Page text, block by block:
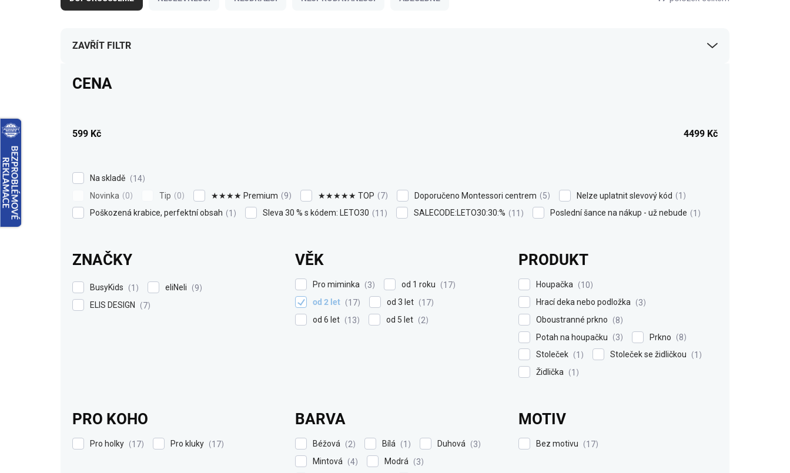
z
ZAVŘÍT FILTR
CENA
599 Kč 4499 Kč
Na skladě
14
Novinka
0 Tip 0 ★★★★ Premium 9 ★★★★★ TOP 7 Doporučeno Montessori centrem 5 Nelze uplatnit slevový kód
1
Poškozená krabice, perfektní obsah
1 Sleva 30 % s kódem: LETO30 11 SALECODE:LETO30:30:% 11 Poslední šance na nákup - už nebude 1
ZNAČKY
BusyKids 1 eliNeli
9
ELIS DESIGN
7
VĚK
Pro miminka 3 od 1 roku
17
od 2 let
17 od 3 let
17
od 6 let
13 od 5 let 2
PRODUKT
Houpačka
10
Hrací deka nebo podložka
3
Oboustranné prkno
8
Potah na houpačku
3 Prkno
8
Stoleček
1 Stoleček se židličkou
1
Židlička
1
PRO KOHO
Pro holky 17 Pro kluky 17
BARVA
Béžová 2 Bílá 1 Duhová
3
Mintová
4 Modrá
3
MOTIV
Bez motivu 17